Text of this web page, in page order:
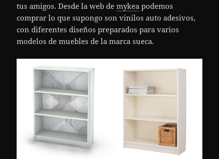
tus amigos. Desde la web demykea podemos
comprar lo que supongo son vinilos auto adesivos,
con diferentes diseños preparados para varios
modelos de muebles de la marca sueca.